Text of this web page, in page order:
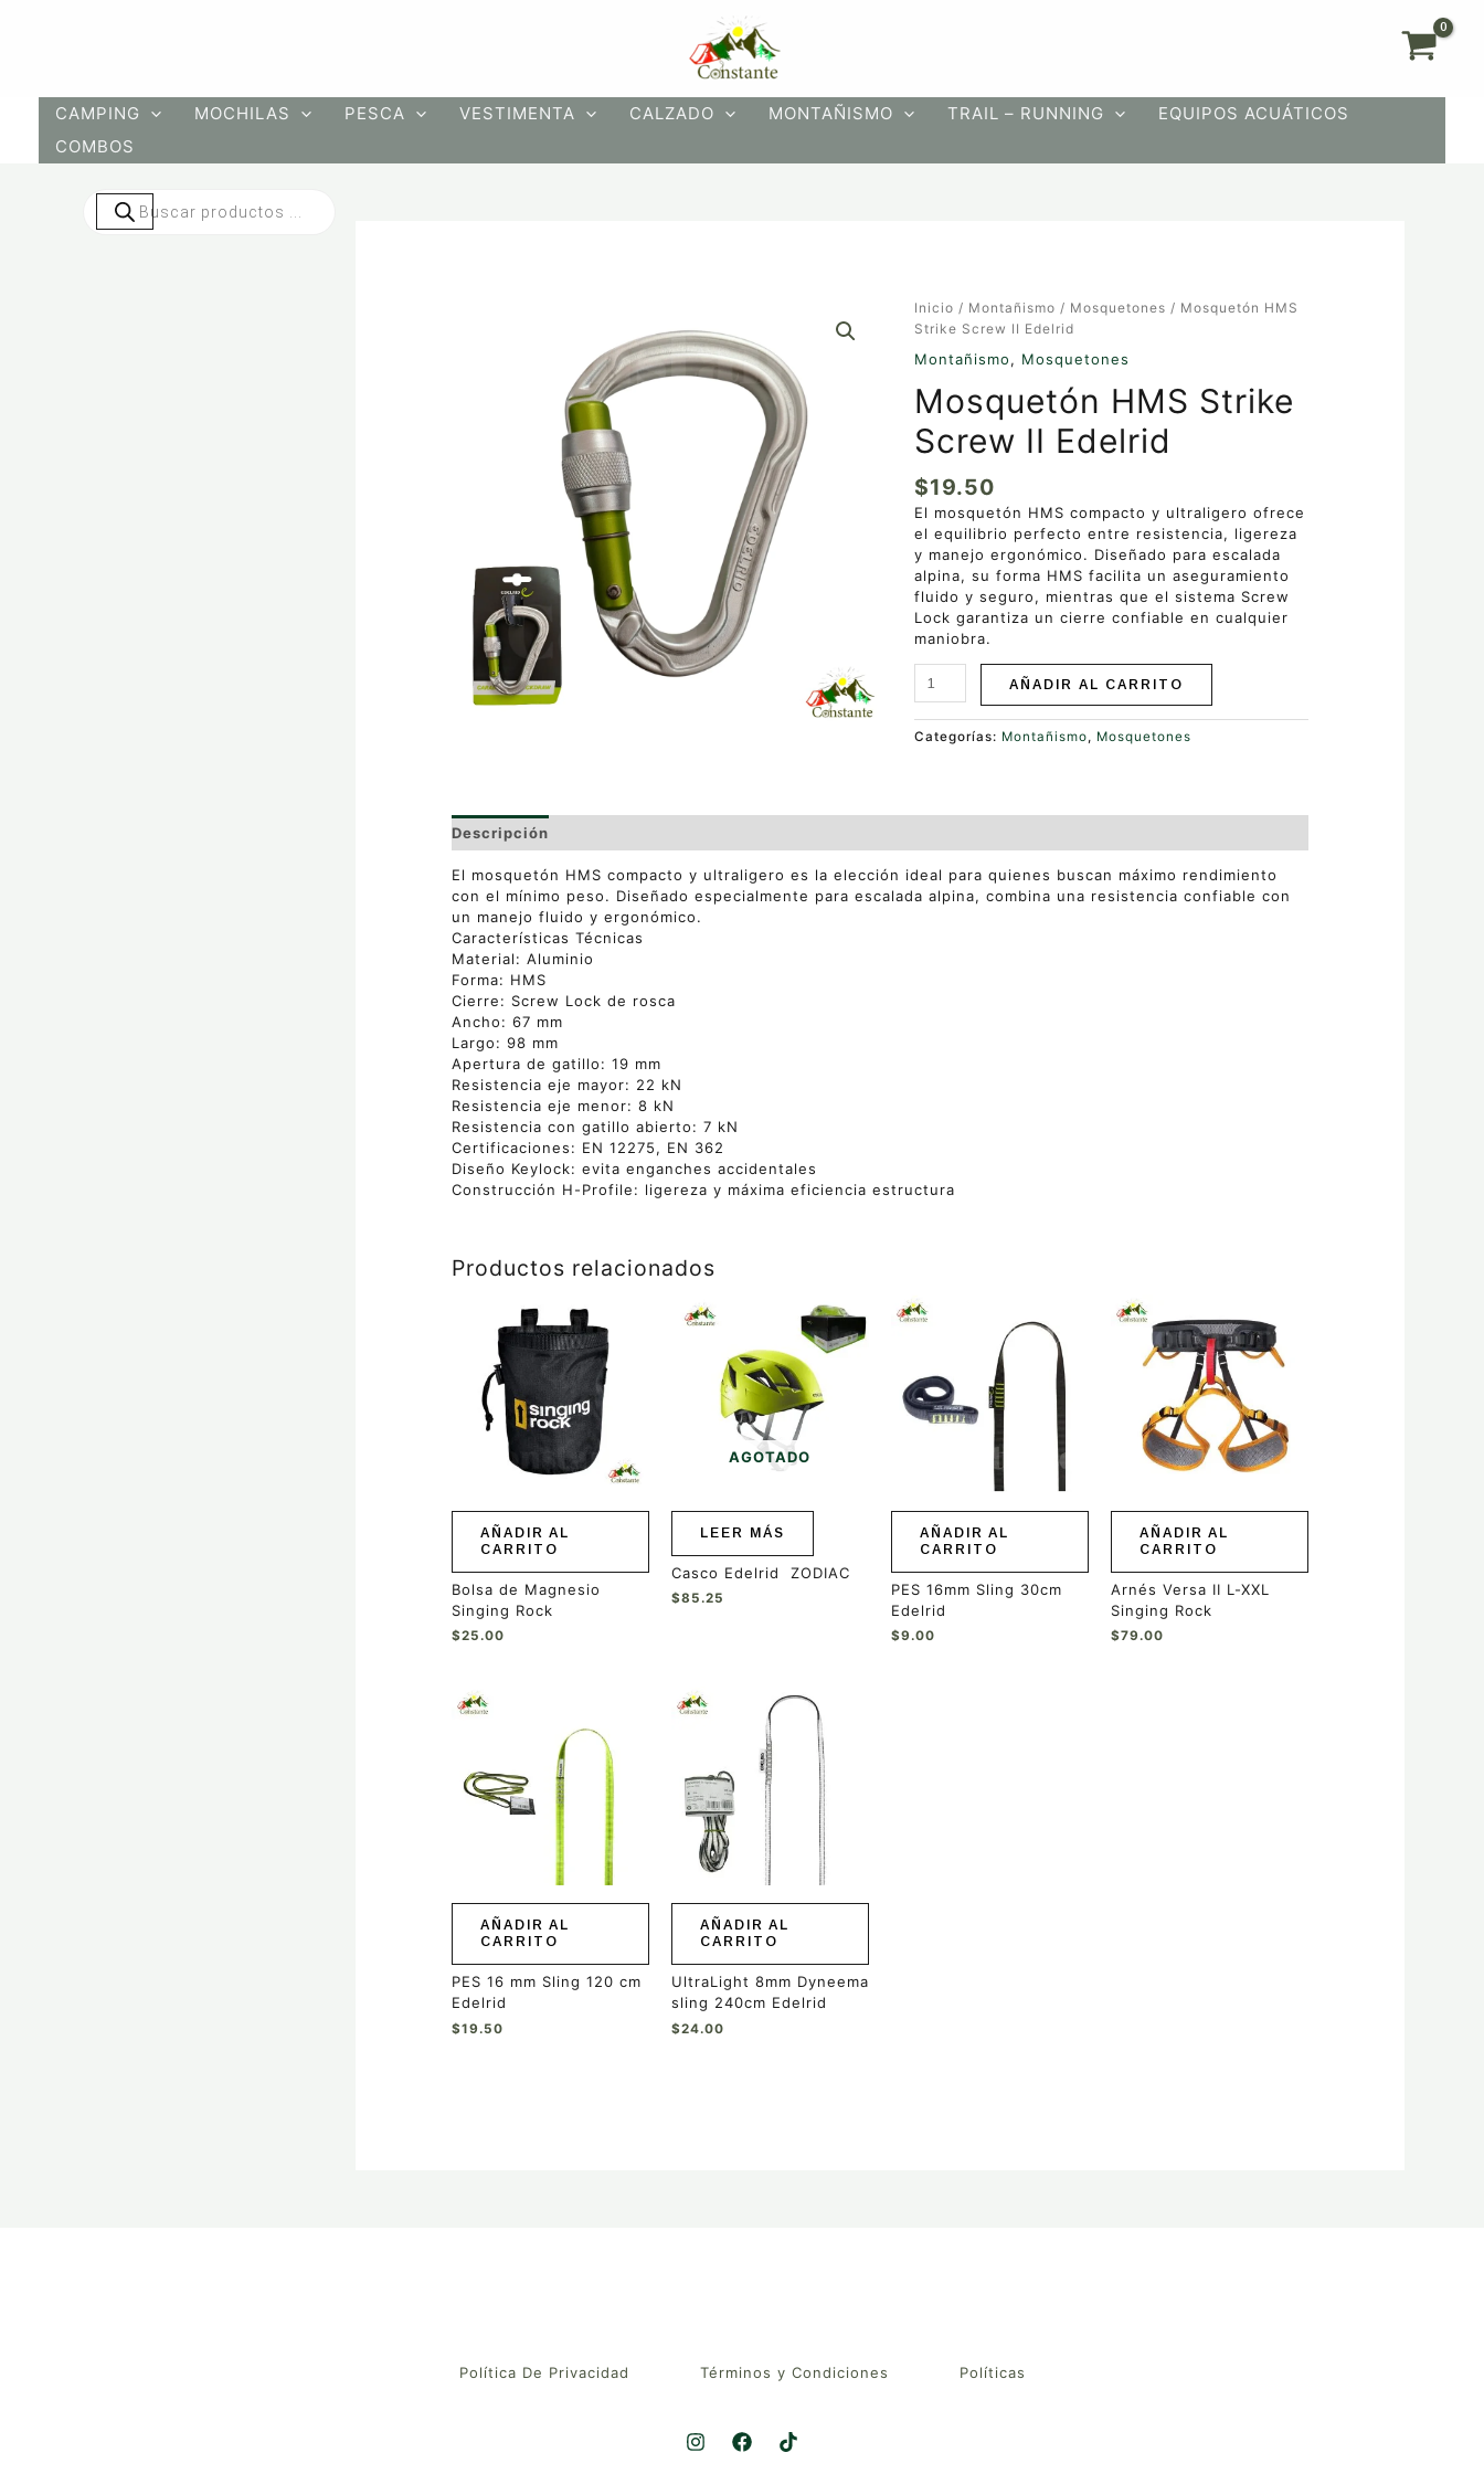
CAMPING MOCHILAS PESCA VESTIMENTA CALZADO MONTAÑISMO TRAIL – RUNNING
EQUIPOS ACUÁTICOS
COMBOS
Búsqueda
productos
Inicio / Montañismo / Mosquetones / Mosquetón HMS
Strike Screw II Edelrid
Montañismo, Mosquetones
Mosquetón HMS Strike
Screw II Edelrid
$19.50
El mosquetón HMS compacto y ultraligero ofrece
el equilibrio perfecto entre resistencia, ligereza
y manejo ergonómico. Diseñado para escalada
alpina, su forma HMS facilita un aseguramiento
fluido y seguro, mientras que el sistema Screw
Lock garantiza un cierre confiable en cualquier
maniobra.
Mosquetón
HMS
Screw
II
Edelrid
cantidad
AÑADIR AL CARRITO
Categorías: Montañismo, Mosquetones
Descripción
El mosquetón HMS compacto y ultraligero es la elección ideal para quienes buscan máximo rendimiento
con el mínimo peso. Diseñado especialmente para escalada alpina, combina una resistencia confiable con
un manejo fluido y ergonómico.
Características Técnicas
Material: Aluminio
Forma: HMS
Cierre: Screw Lock de rosca
Ancho: 67 mm
Largo: 98 mm
Apertura de gatillo: 19 mm
Resistencia eje mayor: 22 kN
Resistencia eje menor: 8 kN
Resistencia con gatillo abierto: 7 kN
Certificaciones: EN 12275, EN 362
Diseño Keylock: evita enganches accidentales
Construcción H-Profile: ligereza y máxima eficiencia estructura
Productos relacionados
AÑADIR AL
CARRITO
Bolsa de Magnesio
Singing Rock
$25.00
AGOTADO
LEER MÁS
Casco Edelrid ZODIAC
$85.25
AÑADIR AL
CARRITO
PES 16mm Sling 30cm
Edelrid
$9.00
AÑADIR AL
CARRITO
Arnés Versa II L-XXL
Singing Rock
$79.00
AÑADIR AL
CARRITO
PES 16 mm Sling 120 cm
Edelrid
$19.50
AÑADIR AL
CARRITO
UltraLight 8mm Dyneema
sling 240cm Edelrid
$24.00
Política De Privacidad Términos y Condiciones Políticas